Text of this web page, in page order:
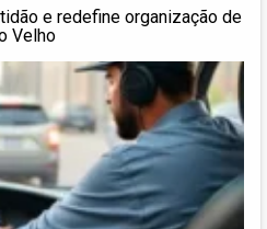
e redefine organização de
Velho